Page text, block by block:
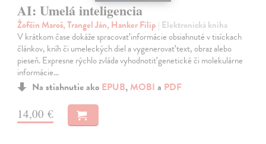
AI: Umelá inteligencia
Žofčin Maroš, Trangel Ján, Hanker Filip | Elektronická kniha
V krátkom čase dokáže spracovať informácie obsiahnuté v tisíckach
článkov, kníh či umeleckých diel a vygenerovať text, obraz alebo
pieseň. Expresne rýchlo zvláda vyhodnotiť genetické či molekulárne
informácie…
Na stiahnutie ako EPUB, MOBI a PDF
14,00 €